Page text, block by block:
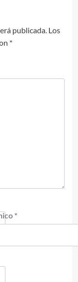
publicada. Los
*
*